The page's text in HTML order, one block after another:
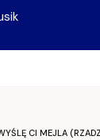
CI MEJLA